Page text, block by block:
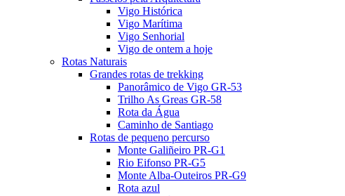
Vigo Histórica
Vigo Marítima
Vigo Senhorial
Vigo de ontem a hoje
Rotas Naturais
Grandes rotas de trekking
Panorâmico de Vigo GR-53
Trilho As Greas GR-58
Rota da Água
Caminho de Santiago
Rotas de pequeno percurso
Monte Galiñeiro PR-G1
Rio Eifonso PR-G5
Monte Alba-Outeiros PR-G9
Rota azul